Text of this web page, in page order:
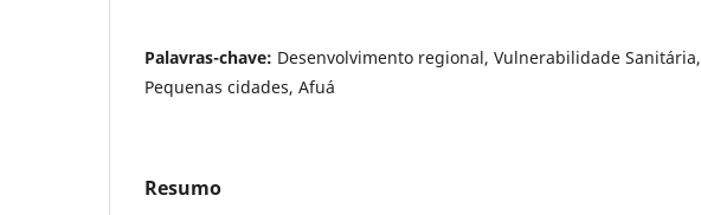
Palavras-chave: Desenvolvimento regional, Vulnerabilidade Sanitária,
Pequenas cidades, Afuá
Resumo